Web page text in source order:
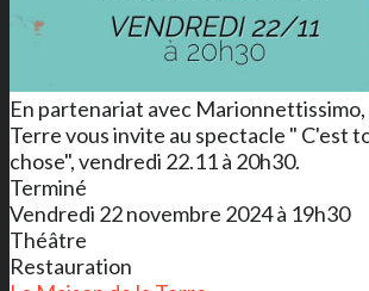
En partenariat avec Marionnettissimo,
Terre vous invite au spectacle " C'est
chose", vendredi 22.11 à 20h30.
Terminé
Vendredi 22 novembre 2024 à 19h30
Théâtre
Restauration